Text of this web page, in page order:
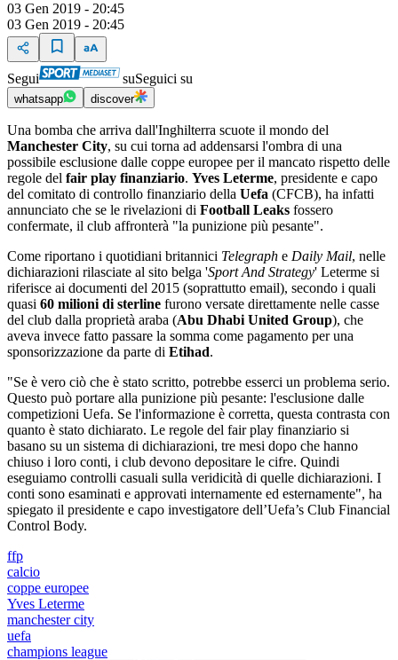
03 Gen 2019 - 20:45
03 Gen 2019 - 20:45
Segui suSeguici su
whatsapp discover
Una bomba che arriva dall'Inghilterra scuote il mondo del
Manchester City, su cui torna ad addensarsi l'ombra di una
possibile esclusione dalle coppe europee per il mancato rispetto delle
regole del fair play finanziario. Yves Leterme, presidente e capo
del comitato di controllo finanziario della Uefa (CFCB), ha infatti
annunciato che se le rivelazioni di Football Leaks fossero
confermate, il club affronterà "la punizione più pesante".
Come riportano i quotidiani britannici Telegraph e Daily Mail, nelle
dichiarazioni rilasciate al sito belga 'Sport And Strategy' Leterme si
riferisce ai documenti del 2015 (soprattutto email), secondo i quali
quasi 60 milioni di sterline furono versate direttamente nelle casse
del club dalla proprietà araba (Abu Dhabi United Group), che
aveva invece fatto passare la somma come pagamento per una
sponsorizzazione da parte di Etihad.
"Se è vero ciò che è stato scritto, potrebbe esserci un problema serio.
Questo può portare alla punizione più pesante: l'esclusione dalle
competizioni Uefa. Se l'informazione è corretta, questa contrasta con
quanto è stato dichiarato. Le regole del fair play finanziario si
basano su un sistema di dichiarazioni, tre mesi dopo che hanno
chiuso i loro conti, i club devono depositare le cifre. Quindi
eseguiamo controlli casuali sulla veridicità di quelle dichiarazioni. I
conti sono esaminati e approvati internamente ed esternamente", ha
spiegato il presidente e capo investigatore dell’Uefa’s Club Financial
Control Body.
ffp
calcio
coppe europee
Yves Leterme
manchester city
uefa
champions league